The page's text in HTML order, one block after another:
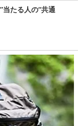
当たる人の“共通